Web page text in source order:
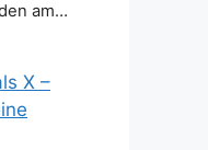
am…
X –